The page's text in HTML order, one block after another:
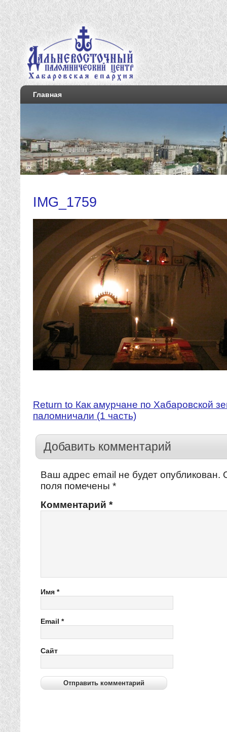
Главная
IMG_1759
Return to Как амурчане по Хабаровской
паломничали (1 часть)
Добавить комментарий
Ваш адрес email не будет опубликован.
поля помечены *
Комментарий *
Имя *
Email *
Сайт